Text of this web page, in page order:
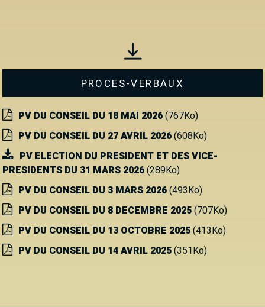
PROCES-VERBAUX
PV DU CONSEIL DU 18 MAI 2026(767Ko)
PV DU CONSEIL DU 27 AVRIL 2026(608Ko)
PV ELECTION DU PRESIDENT ET DES VICE-
PRESIDENTS DU 31 MARS 2026(289Ko)
PV DU CONSEIL DU 3 MARS 2026(493Ko)
PV DU CONSEIL DU 8 DECEMBRE 2025(707Ko)
PV DU CONSEIL DU 13 OCTOBRE 2025(413Ko)
PV DU CONSEIL DU 14 AVRIL 2025(351Ko)